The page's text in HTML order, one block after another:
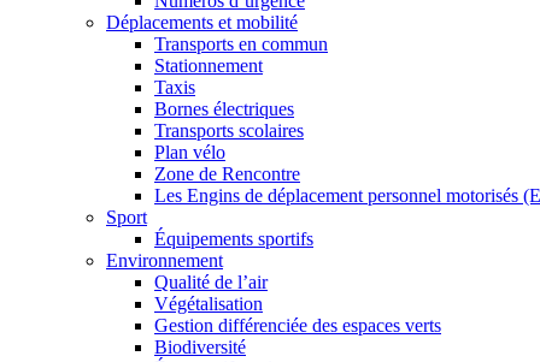
Déplacements et mobilité
Transports en commun
Stationnement
Taxis
Bornes électriques
Transports scolaires
Plan vélo
Zone de Rencontre
Les Engins de déplacement personnel motorisés
Sport
Équipements sportifs
Environnement
Qualité de l’air
Végétalisation
Gestion différenciée des espaces verts
Biodiversité